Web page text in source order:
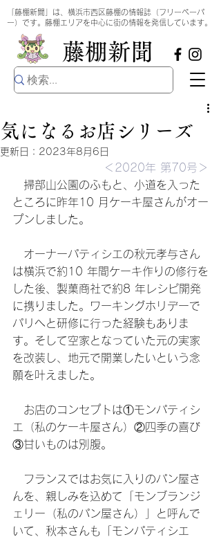
​藤棚新聞
「藤棚新聞」は、横浜市西区藤棚の情報誌（フリーペーパ
ー）です。藤棚エリアを中心に街の情報を発信しています。
気になるお店シリーズ
更新日： 2023年8月6日
＜2020年 第70号＞
掃部山公園のふもと、小道を入った
ところに昨年10 月ケーキ屋さんがオー
プンしました。
オーナーパティシエの秋元孝与さん
は横浜で約10 年間ケーキ作りの修行を
した後、製菓商社で約8 年レシピ開発
に携りました。ワーキングホリデーで
パリへと研修に行った経験もありま
す。そして空家となっていた元の実家
を改装し、地元で開業したいという念
願を叶えました。
お店のコンセプトは①モンパティシ
エ（私のケーキ屋さん）②四季の喜び
③甘いものは別腹。
フランスではお気に入りのパン屋さ
んを、親しみを込めて「モンブランジ
ェリー（私のパン屋さん）」と呼んで
いて、秋本さんも「モンパティシエ